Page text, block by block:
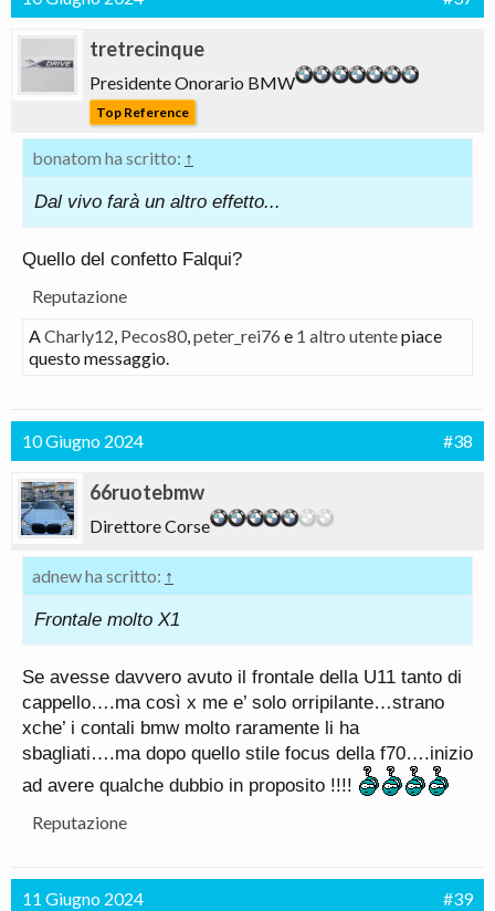
tretrecinque
Presidente Onorario BMW
Top Reference
bonatom ha scritto: ↑
Dal vivo farà un altro effetto...
Quello del confetto Falqui?
Reputazione
ACharly12, Pecos80,peter_rei76 e 1 altro utentepiace
questo messaggio.
10 Giugno 2024 #38
66ruotebmw
Direttore Corse
adnew ha scritto: ↑
Frontale molto X1
Se avesse davvero avuto il frontale della U11 tanto di
cappello….ma così x me e’ solo orripilante…strano
xche’ i contali bmw molto raramente li ha
sbagliati….ma dopo quello stile focus della f70….inizio
ad avere qualche dubbio in proposito !!!!
Reputazione
11 Giugno 2024 #39